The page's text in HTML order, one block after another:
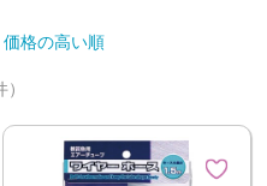
価格の高い順